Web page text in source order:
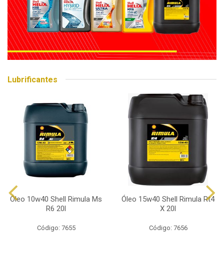
Lubrificantes
Óleo 10w40 Shell Rimula Ms
R6 20l
Código: 7655
Óleo 15w40 Shell Rimula Rt4
X 20l
Código: 7656